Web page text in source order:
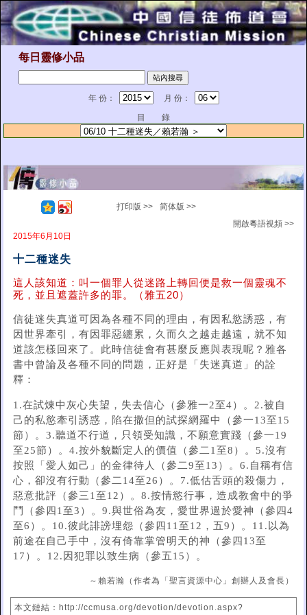
每日靈修小品
年 份：
月 份：
目 錄
打印版 >>
简体版 >>
開啟粵語視頻 >>
2015年6月10日
十二種迷失
這人該知道：叫一個罪人從迷路上轉回便是救一個靈魂不
死，並且遮蓋許多的罪。（雅五20）
信徒迷失真道可因為各種不同的理由，有因私慾誘惑，有
因世界牽引，有因罪惡纏累，久而久之越走越遠，就不知
道該怎樣回來了。此時信徒會有甚麼反應與表現呢？雅各
書中曾論及各種不同的問題，正好是「失迷真道」的詮
釋：
1.在試煉中灰心失望，失去信心（參雅一2至4）。2.被自
己的私慾牽引誘惑，陷在撒但的試探網羅中（參一13至15
節）。3.聽道不行道，只領受知識，不願意實踐（參一19
至25節）。4.按外貌斷定人的價值（參二1至8）。5.沒有
按照「愛人如己」的金律待人（參二9至13）。6.自稱有信
心，卻沒有行動（參二14至26）。7.低估舌頭的殺傷力，
惡意批評（參三1至12）。8.按情慾行事，造成教會中的爭
鬥（參四1至3）。9.與世俗為友，愛世界過於愛神（參四4
至6）。10.彼此誹謗埋怨（參四11至12，五9）。11.以為
前途在自己手中，沒有倚靠掌管明天的神（參四13至
17）。12.因犯罪以致生病（參五15）。
～賴若瀚（作者為「聖言資源中心」創辦人及會長）
本文鏈結：http://ccmusa.org/devotion/devotion.aspx?